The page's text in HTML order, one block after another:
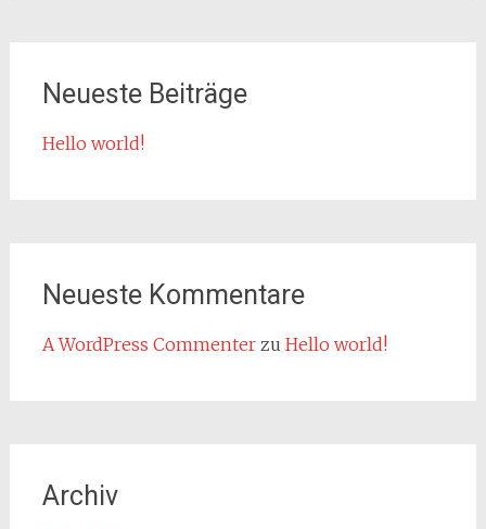
Neueste Beiträge
Hello world!
Neueste Kommentare
A WordPress Commenterzu Hello world!
Archiv